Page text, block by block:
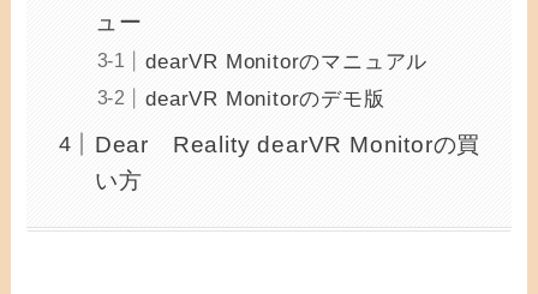
ュー
dearVR Monitorのマニュアル
dearVR Monitorのデモ版
Dear Reality dearVR Monitorの買
い方